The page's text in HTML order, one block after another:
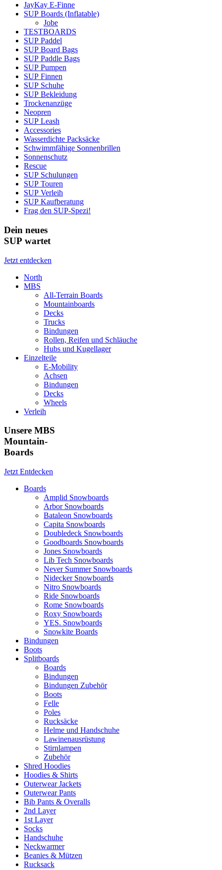
JayKay E-Finne
SUP Boards (Inflatable)
Jobe
TESTBOARDS
SUP Paddel
SUP Board Bags
SUP Paddle Bags
SUP Pumpen
SUP Finnen
SUP Schuhe
SUP Bekleidung
Trockenanzüge
Neopren
SUP Leash
Accessories
Wasserdichte Packsäcke
Schwimmfähige Sonnenbrillen
Sonnenschutz
Rescue
SUP Schulungen
SUP Touren
SUP Verleih
SUP Kaufberatung
Frag den SUP-Spezi!
Dein neues
SUP wartet
Jetzt entdecken
North
MBS
All-Terrain Boards
Mountainboards
Decks
Trucks
Bindungen
Rollen, Reifen und Schläuche
Hubs und Kugellager
Einzelteile
E-Mobility
Achsen
Bindungen
Decks
Wheels
Verleih
Unsere MBS
Mountain-
Boards
Jetzt Entdecken
Boards
Amplid Snowboards
Arbor Snowboards
Bataleon Snowboards
Capita Snowboards
Doubledeck Snowboards
Goodboards Snowboards
Jones Snowboards
Lib Tech Snowboards
Never Summer Snowboards
Nidecker Snowboards
Nitro Snowboards
Ride Snowboards
Rome Snowboards
Roxy Snowboards
YES. Snowboards
Snowkite Boards
Bindungen
Boots
Splitboards
Boards
Bindungen
Bindungen Zubehör
Boots
Felle
Poles
Rucksäcke
Helme und Handschuhe
Lawinenausrüstung
Stirnlampen
Zubehör
Shred Hoodies
Hoodies & Shirts
Outerwear Jackets
Outerwear Pants
Bib Pants & Overalls
2nd Layer
1st Layer
Socks
Handschuhe
Neckwarmer
Beanies & Mützen
Rucksack